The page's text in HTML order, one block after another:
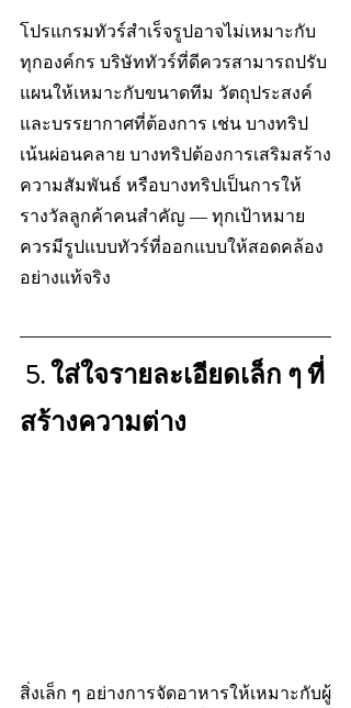
โปรแกรมทัวร์สำเร็จรูปอาจไม่เหมาะกับ
ทุกองค์กร บริษัททัวร์ที่ดีควรสามารถปรับ
แผนให้เหมาะกับขนาดทีม วัตถุประสงค์
และบรรยากาศที่ต้องการ เช่น บางทริป
เน้นผ่อนคลาย บางทริปต้องการเสริมสร้าง
ความสัมพันธ์ หรือบางทริปเป็นการให้
รางวัลลูกค้าคนสำคัญ — ทุกเป้าหมาย
ควรมีรูปแบบทัวร์ที่ออกแบบให้สอดคล้อง
อย่างแท้จริง
5. ใส่ใจรายละเอียดเล็ก ๆ ที่
สร้างความต่าง
สิ่งเล็ก ๆ อย่างการจัดอาหารให้เหมาะกับผู้